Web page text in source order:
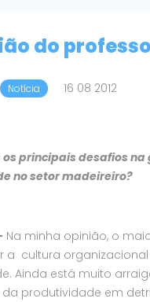
do
Notícia 16 08 2012
os principais desafios
no setor madeireiro?
Na minha opinião, o
a cultura
Ainda está muito
produtividade em